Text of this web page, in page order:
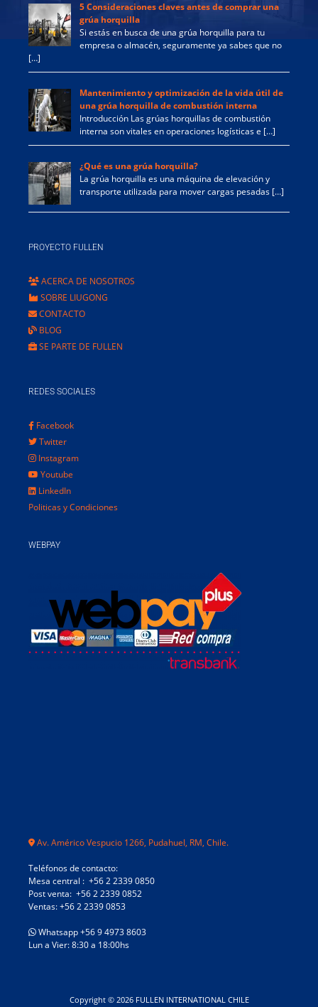
5 Consideraciones claves antes de comprar una
grúa horquilla
Si estás en busca de una grúa horquilla para tu
empresa o almacén, seguramente ya sabes que no
[…]
Mantenimiento y optimización de la vida útil de
una grúa horquilla de combustión interna
Introducción Las grúas horquillas de combustión
interna son vitales en operaciones logísticas e […]
¿Qué es una grúa horquilla?
La grúa horquilla es una máquina de elevación y
transporte utilizada para mover cargas pesadas […]
PROYECTO FULLEN
ACERCA DE NOSOTROS
SOBRE LIUGONG
CONTACTO
BLOG
SE PARTE DE FULLEN
REDES SOCIALES
Facebook
Twitter
Instagram
Youtube
LinkedIn
Politicas y Condiciones
WEBPAY
Av. Américo Vespucio 1266, Pudahuel, RM, Chile.
Teléfonos de contacto:
Mesa central : +56 2 2339 0850
Post venta: +56 2 2339 0852
Ventas: +56 2 2339 0853
Whatsapp +56 9 4973 8603
Lun a Vier: 8:30 a 18:00hs
Copyright © 2026 FULLEN INTERNATIONAL CHILE